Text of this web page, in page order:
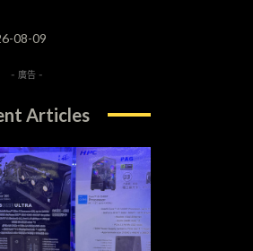
08-09
- 廣告 -
Articles